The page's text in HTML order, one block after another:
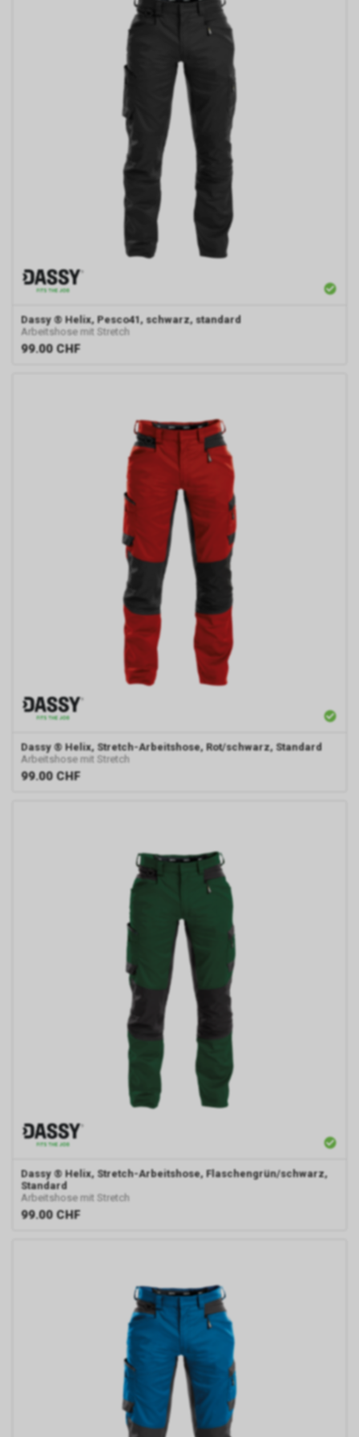
Dassy ® Helix, Pesco41, schwarz, standard
Arbeitshose mit Stretch
99.00 CHF
Dassy ® Helix, Stretch-Arbeitshose, Rot/schwarz, Standard
Arbeitshose mit Stretch
99.00 CHF
Dassy ® Helix, Stretch-Arbeitshose, Flaschengrün/schwarz,
Standard
Arbeitshose mit Stretch
99.00 CHF